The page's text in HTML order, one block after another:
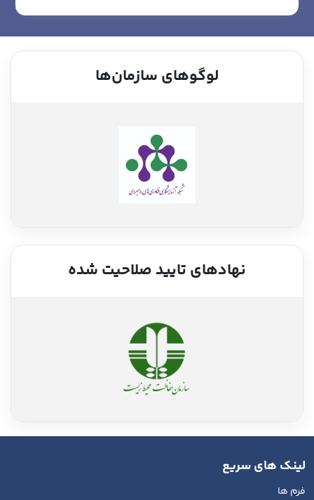
لوگوهای سازمان‌ها
نهادهای تایید صلاحیت شده
لینک های سریع
فرم ها